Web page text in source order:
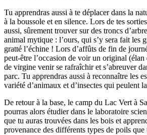
Tu apprendras aussi à te déplacer dans la
à la boussole et en silence. Lors de tes
aussi, sûrement trouver sur des troncs
animal mytique : l’ours, qui s’y sera fait les
gratté l’échine ! Lors d’affûts de fin de
peut-être l’occasion de voir un original
de virgine venir se rafraîchir et s’abreuver
parc. Tu apprendras aussi à reconnaître les
variété d’animaux et d’insectes qui peulent
De retour à la base, le camp du Lac Vert à
pourras alors étudier dans le laboratoire
que tu auras trouvées dans les bois et
provenance des différents types de poils que